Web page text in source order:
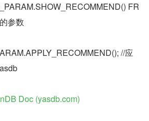
FR
参数
//应
Doc (yasdb.com)